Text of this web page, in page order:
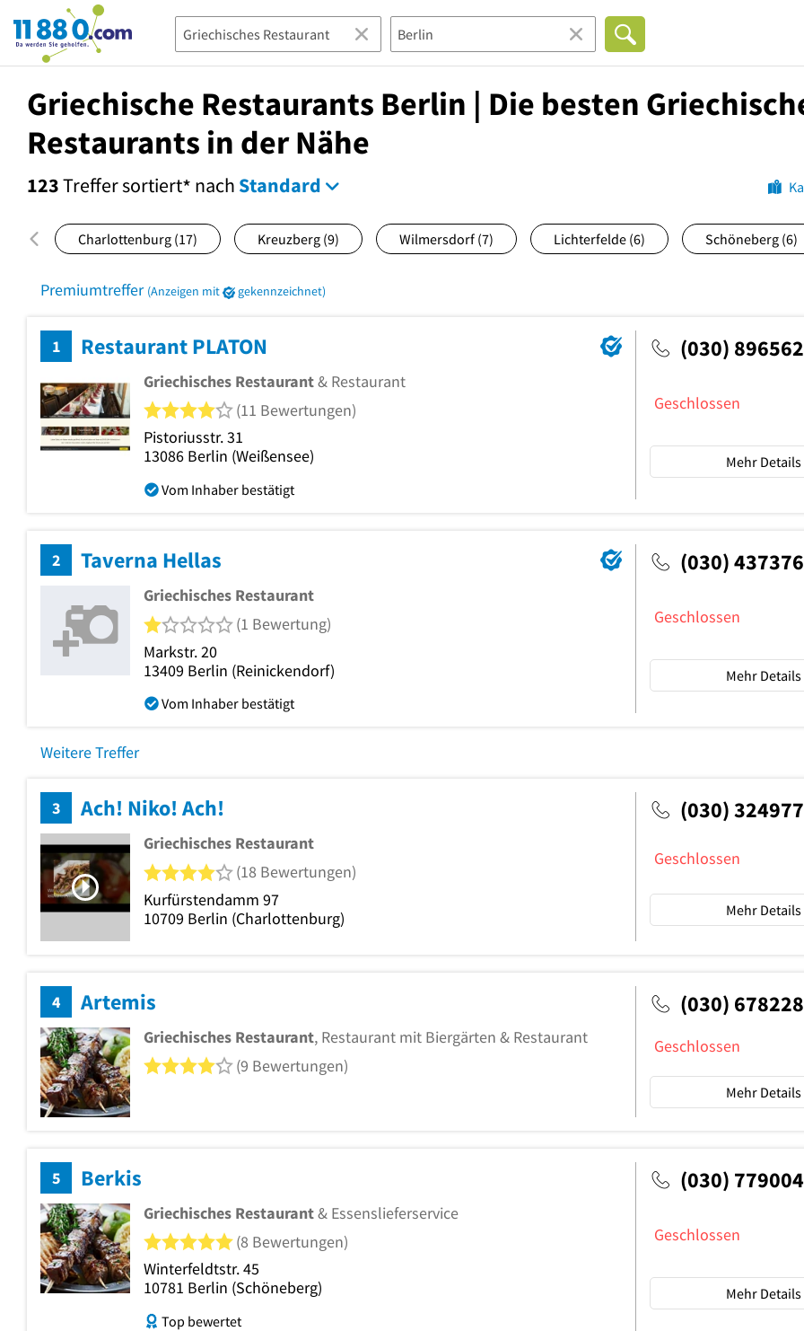
11880.com
Griechische Restaurants Berlin | Die besten
Restaurants in der Nähe
123Treffersortiert* nach Standard
Charlottenburg (17) Kreuzberg (9) Wilmersdorf (7) Lichterfelde (6) Schöneberg (6)
Premiumtreffer (Anzeigen mit gekennzeichnet)
1 Restaurant PLATON
Griechisches Restaurant& Restaurant
4 von 5 Sternen
(11 Bewertungen)
Pistoriusstr. 31
13086 Berlin (Weißensee)
Vom Inhaber bestätigt
(030)
Geschlossen
Mehr Details
2 Taverna Hellas
Griechisches Restaurant
1 von 5 Sternen
(1 Bewertung)
Markstr. 20
13409 Berlin (Reinickendorf)
Vom Inhaber bestätigt
(030)
Geschlossen
Mehr Details
Weitere Treffer
3 Ach! Niko! Ach!
Griechisches Restaurant
4 von 5 Sternen
(18 Bewertungen)
Kurfürstendamm 97
10709 Berlin (Charlottenburg)
(030)
Geschlossen
Mehr Details
4 Artemis
Griechisches Restaurant, Restaurant mit Biergärten & Restaurant
4 von 5 Sternen
(9 Bewertungen)
(030)
Geschlossen
Mehr Details
5 Berkis
Griechisches Restaurant& Essenslieferservice
5 von 5 Sternen
(8 Bewertungen)
Winterfeldtstr. 45
10781 Berlin (Schöneberg)
Top bewertet
(030)
Geschlossen
Mehr Details